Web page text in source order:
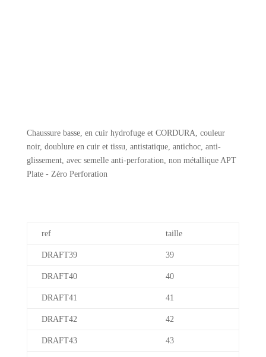
Chaussure basse, en cuir hydrofuge et CORDURA, couleur
noir, doublure en cuir et tissu, antistatique, antichoc, anti-
glissement, avec semelle anti-perforation, non métallique APT
Plate - Zéro Perforation
ref taille
DRAFT39 39
DRAFT40 40
DRAFT41 41
DRAFT42 42
DRAFT43 43